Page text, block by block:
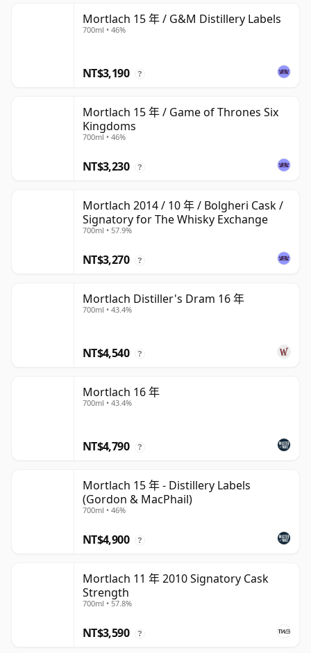
Mortlach 15 年 / G&M Distillery Labels
700ml • 46%
NT$3,190 ?
Mortlach 15 年 / Game of Thrones Six
Kingdoms
700ml • 46%
NT$3,230 ?
Mortlach 2014 / 10 年 / Bolgheri Cask /
Signatory for The Whisky Exchange
700ml • 57.9%
NT$3,270 ?
Mortlach Distiller's Dram 16 年
700ml • 43.4%
NT$4,540 ?
Mortlach 16 年
700ml • 43.4%
NT$4,790 ?
Mortlach 15 年 - Distillery Labels
(Gordon & MacPhail)
700ml • 46%
NT$4,900 ?
Mortlach 11 年 2010 Signatory Cask
Strength
700ml • 57.8%
NT$3,590 ?